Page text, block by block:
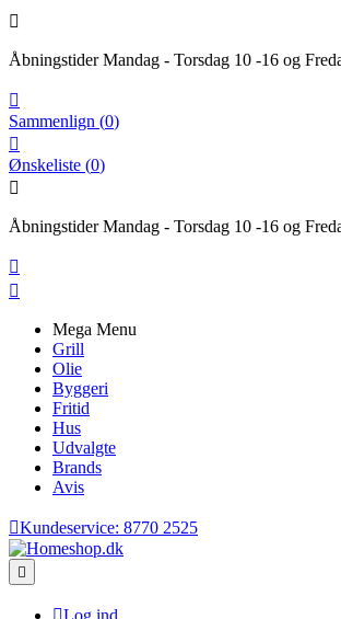

Åbningstider Mandag - Torsdag 10 -16 og

Sammenlign (0)

Ønskeliste (0)

Åbningstider Mandag - Torsdag 10 -16 og


Mega Menu
Grill
Olie
Byggeri
Fritid
Hus
Udvalgte
Brands
Avis
Kundeservice: 8770 2525

Log ind